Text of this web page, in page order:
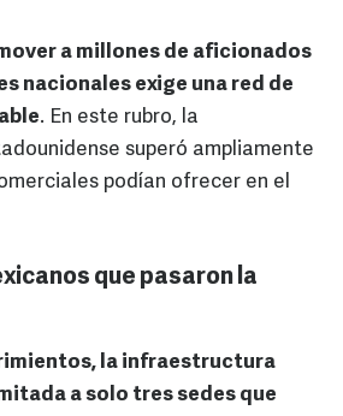
a millones de aficionados
nacionales exige una red de
. En este rubro, la
superó ampliamente
podían ofrecer en el
que pasaron la
la infraestructura
a solo tres sedes que